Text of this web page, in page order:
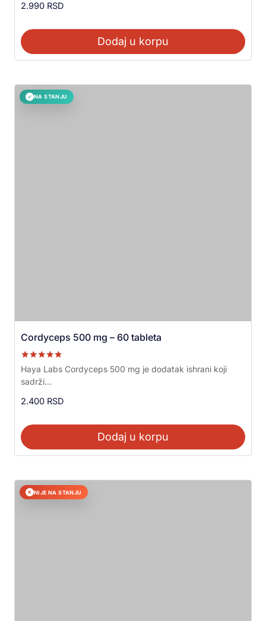
2.990 RSD
Dodaj u korpu
✓ NA STANJU
Cordyceps 500 mg – 60 tableta
Ocenjeno sa
5.00
od 5
Haya Labs Cordyceps 500 mg je dodatak ishrani koji
sadrži...
2.400 RSD
Dodaj u korpu
✕ NIJE NA STANJU